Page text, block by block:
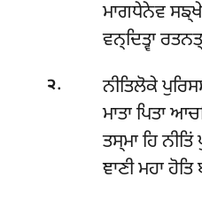
ਮਾਗਧੇਨੇਵ
ਵਨ੍ਦਿਤ੍ਵਾ
੨.
ਨੀਤਿਲੋਕੇ
ਮਾਤਾ ਪਿਤਾ
ਤਸ੍ਮਾ ਹਿ
ਞਾਣੀ ਮਹਾ